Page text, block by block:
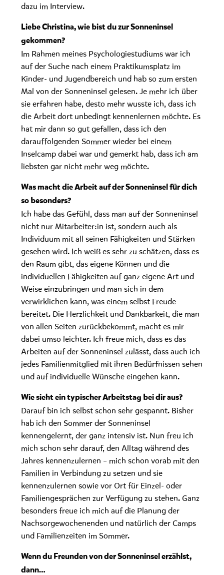
dazu im Interview.
Liebe Christina, wie bist du zur Sonneninsel
gekommen?
Im Rahmen meines Psychologiestudiums war ich
auf der Suche nach einem Praktikumsplatz im
Kinder- und Jugendbereich und hab so zum ersten
Mal von der Sonneninsel gelesen. Je mehr ich über
sie erfahren habe, desto mehr wusste ich, dass ich
die Arbeit dort unbedingt kennenlernen möchte. Es
hat mir dann so gut gefallen, dass ich den
darauffolgenden Sommer wieder bei einem
Inselcamp dabei war und gemerkt hab, dass ich am
liebsten gar nicht mehr weg möchte.
Was macht die Arbeit auf der Sonneninsel für dich
so besonders?
Ich habe das Gefühl, dass man auf der Sonneninsel
nicht nur Mitarbeiter:in ist, sondern auch als
Individuum mit all seinen Fähigkeiten und Stärken
gesehen wird. Ich weiß es sehr zu schätzen, dass es
den Raum gibt, das eigene Können und die
individuellen Fähigkeiten auf ganz eigene Art und
Weise einzubringen und man sich in dem
verwirklichen kann, was einem selbst Freude
bereitet. Die Herzlichkeit und Dankbarkeit, die man
von allen Seiten zurückbekommt, macht es mir
dabei umso leichter. Ich freue mich, dass es das
Arbeiten auf der Sonneninsel zulässt, dass auch ich
jedes Familienmitglied mit ihren Bedürfnissen sehen
und auf individuelle Wünsche eingehen kann.
Wie sieht ein typischer Arbeitstag bei dir aus?
Darauf bin ich selbst schon sehr gespannt. Bisher
hab ich den Sommer der Sonneninsel
kennengelernt, der ganz intensiv ist. Nun freu ich
mich schon sehr darauf, den Alltag während des
Jahres kennenzulernen – mich schon vorab mit den
Familien in Verbindung zu setzen und sie
kennenzulernen sowie vor Ort für Einzel- oder
Familiengesprächen zur Verfügung zu stehen. Ganz
besonders freue ich mich auf die Planung der
Nachsorgewochenenden und natürlich der Camps
und Familienzeiten im Sommer.
Wenn du Freunden von der Sonneninsel erzählst,
dann…